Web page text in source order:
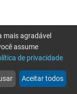
web more_horiz
Mais
mais agradável
assume
de privacidade
Aceitar todos